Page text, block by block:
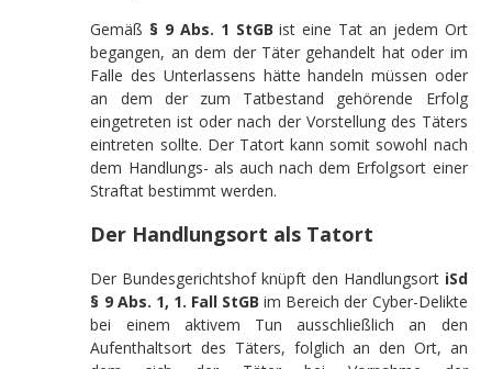
Gemäß § 9 Abs. 1 StGB ist eine Tat an jedem Ort
begangen, an dem der Täter gehandelt hat oder im
Falle des Unterlassens hätte handeln müssen oder
an dem der zum Tatbestand gehörende Erfolg
eingetreten ist oder nach der Vorstellung des Täters
eintreten sollte. Der Tatort kann somit sowohl nach
dem Handlungs- als auch nach dem Erfolgsort einer
Straftat bestimmt werden.
Der Handlungsort als Tatort
Der Bundesgerichtshof knüpft den Handlungsort iSd
§ 9 Abs. 1, 1. Fall StGB im Bereich der Cyber-Delikte
bei einem aktivem Tun ausschließlich an den
Aufenthaltsort des Täters, folglich an den Ort, an